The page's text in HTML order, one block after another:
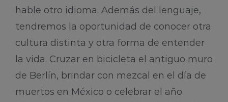
hable otro idioma. Además del lenguaje,
tendremos la oportunidad de conocer otra
cultura distinta y otra forma de entender
la vida. Cruzar en bicicleta el antiguo muro
de Berlín, brindar con mezcal en el día de
muertos en México o celebrar el año